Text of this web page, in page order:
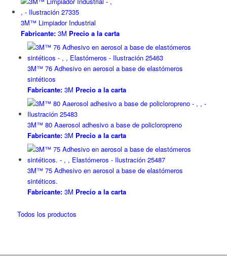
3M™ Limpiador Industrial
Fabricante:3M Precio a la carta
3M™ 76 Adhesivo en aerosol a base de elastómeros
sintéticos
Fabricante:3M Precio a la carta
3M™ 80 Aaerosol adhesivo a base de policloropreno
Fabricante:3M Precio a la carta
3M™ 75 Adhesivo en aerosol a base de elastómeros
sintéticos.
Fabricante:3M Precio a la carta
Todos los productos